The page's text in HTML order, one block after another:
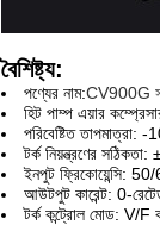
বৈশিষ্ট্য:
পণ্যের নাম:CV900G
হিট পাম্প এয়ার
পরিবেষ্টিত
টর্ক নিয়ন্ত্রণের
ইনপুট ফ্রিকোয়েন্সি:
আউটপুট কারেন্ট: 0-
টর্ক কন্ট্রোল মোড: V/F